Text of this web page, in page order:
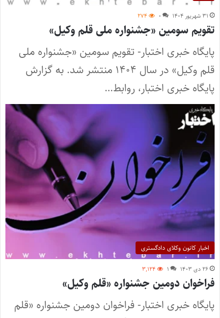
۳۱ شهریور ۱۴۰۴ ۰ ۲۷۴
تقویم سومین «جشنواره ملی قلم وکیل»
پایگاه خبری اختبار- تقویم سومین «جشنواره ملی
قلم وکیل» در سال ۱۴۰۴ منتشر شد. به گزارش
پایگاه خبری اختبار، روابط…
اخبار کانون وکلای دادگستری
۲۶ دی ۱۴۰۳ ۱ ۳,۱۲۴
فراخوان دومین جشنواره «قلم وکیل»
پایگاه خبری اختبار- فراخوان دومین جشنواره «قلم